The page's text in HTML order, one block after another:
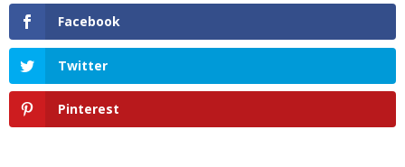
Facebook
Twitter
Pinterest